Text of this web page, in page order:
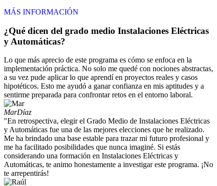
MÁS INFORMACIÓN
¿Qué dicen del grado medio Instalaciones Eléctricas
y Automáticas?
Lo que más aprecio de este programa es cómo se enfoca en la
implementación práctica. No solo me quedé con nociones abstractas,
a su vez pude aplicar lo que aprendí en proyectos reales y casos
hipotéticos. Esto me ayudó a ganar confianza en mis aptitudes y a
sentirme preparada para confrontar retos en el entorno laboral.
MarDíaz
"En retrospectiva, elegir el Grado Medio de Instalaciones Eléctricas
y Automáticas fue una de las mejores elecciones que he realizado.
Me ha brindado una base estable para trazar mi futuro profesional y
me ha facilitado posibilidades que nunca imaginé. Si estás
considerando una formación en Instalaciones Eléctricas y
Automáticas, te animo honestamente a investigar este programa. ¡No
te arrepentirás!